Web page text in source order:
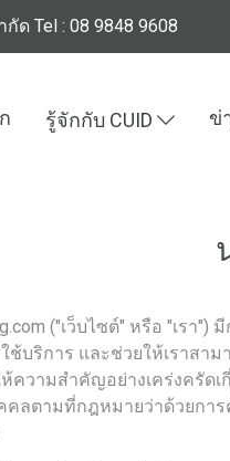
ด Tel : 08 9848 9608
รู้จักกับ CUID ข่
("เว็บไซต์" หรือ "เร
ช้บริการ และช่วยให้เราสา
ให้ความสำคัญอย่างเคร่งค
ลตามที่กฎหมายว่าด้วยการ